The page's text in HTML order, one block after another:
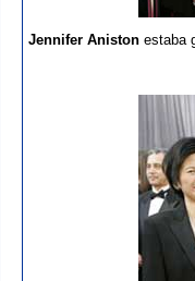
Jennifer Aniston estaba